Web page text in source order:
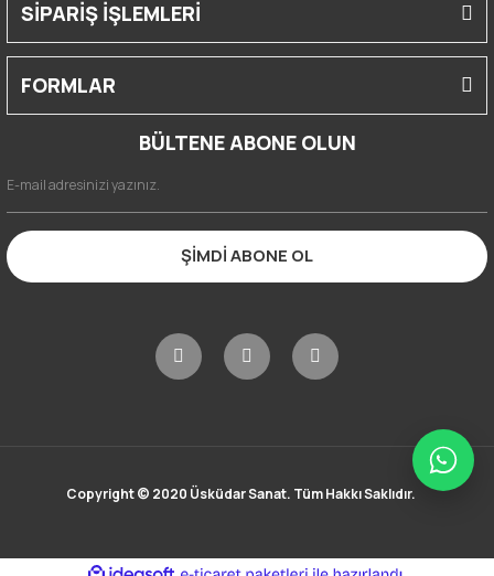
SİPARİŞ İŞLEMLERİ
FORMLAR
BÜLTENE ABONE OLUN
ŞİMDİ ABONE OL
Copyright © 2020 Üsküdar Sanat. Tüm Hakkı Saklıdır.